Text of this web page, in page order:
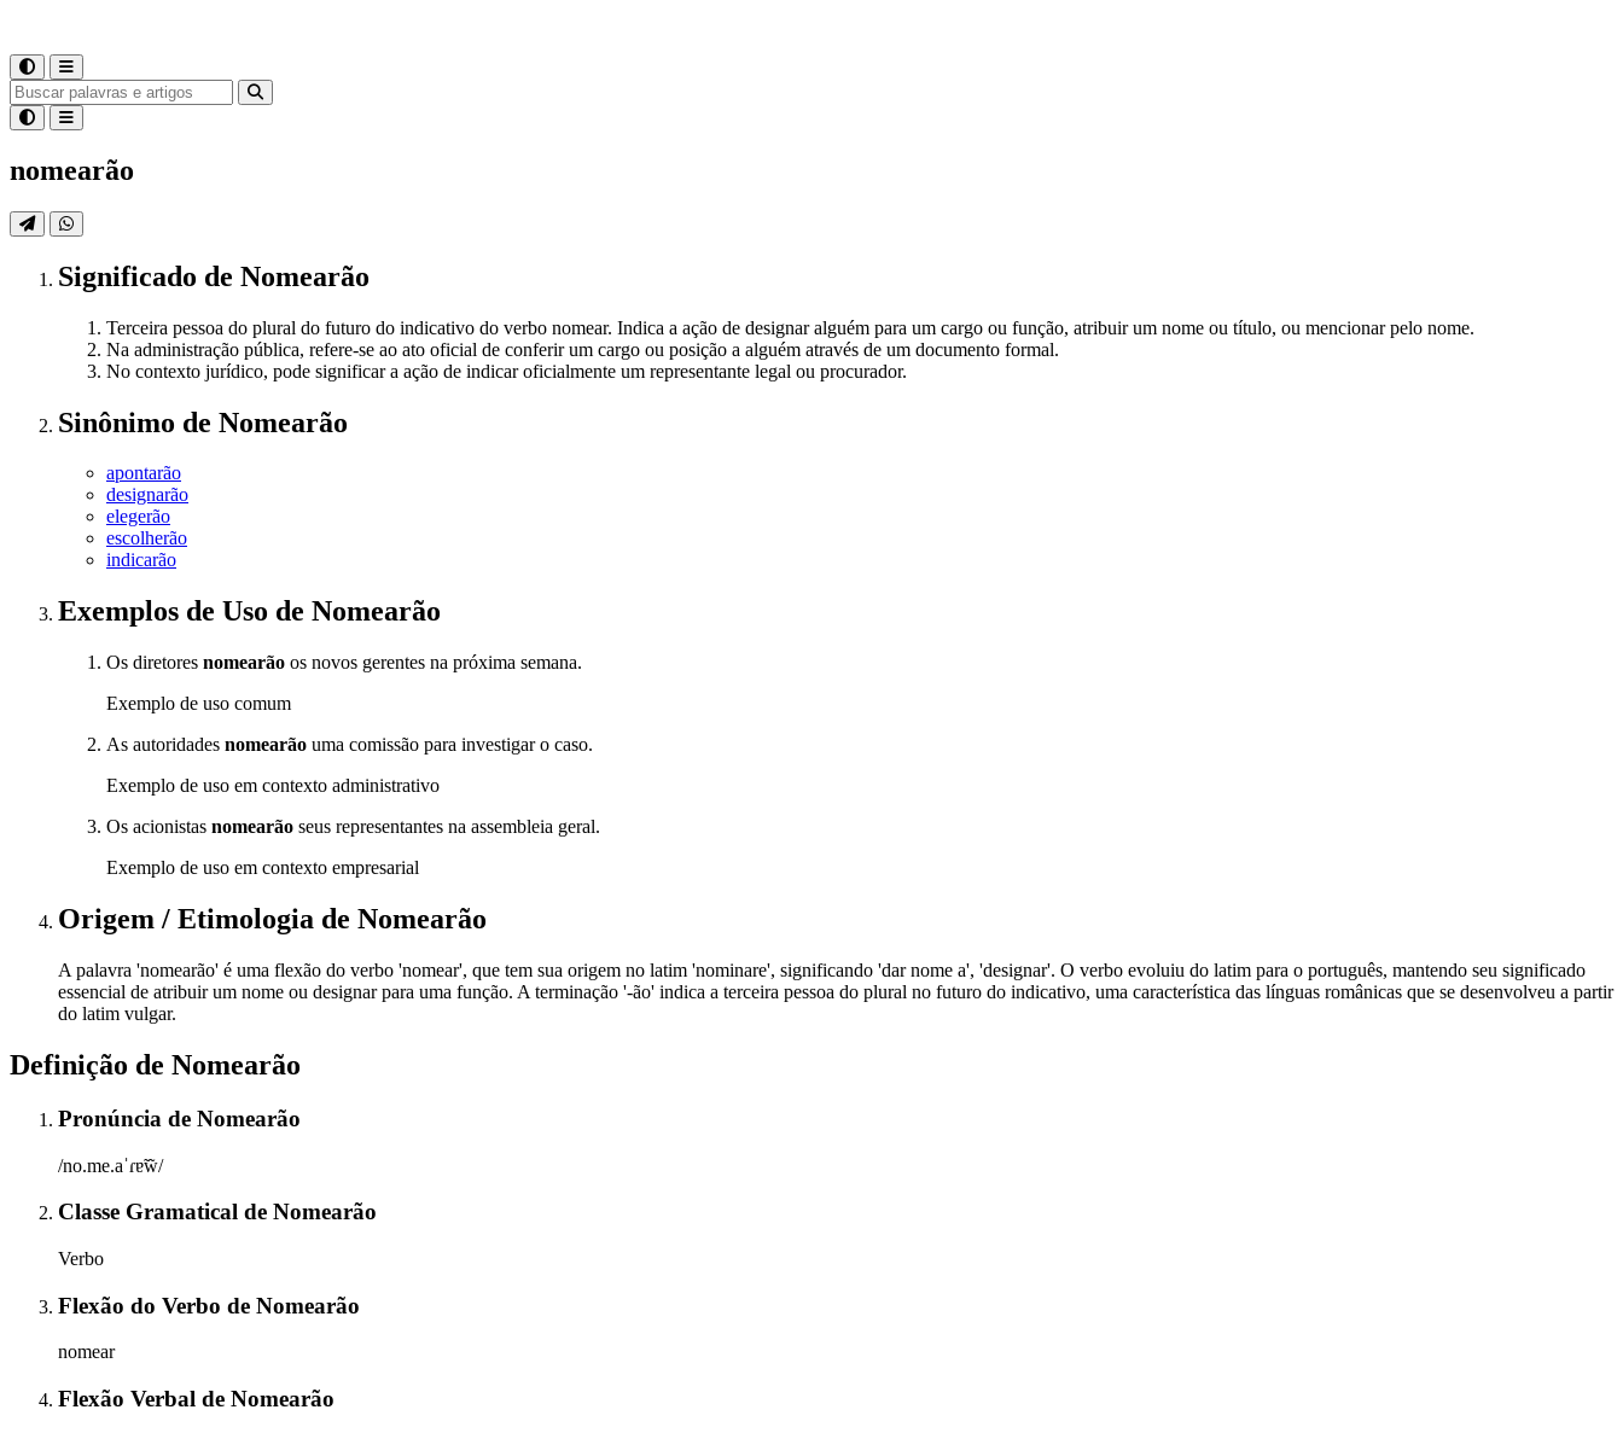
nomearão
Significado de Nomearão
Terceira pessoa do plural do futuro do indicativo do verbo nomear. Indica a ação de designar alguém para um cargo ou função, atribuir um nome ou título, ou mencionar pelo nome.
Na administração pública, refere-se ao ato oficial de conferir um cargo ou posição a alguém através de um documento formal.
No contexto jurídico, pode significar a ação de indicar oficialmente um representante legal ou procurador.
Sinônimo de Nomearão
apontarão
designarão
elegerão
escolherão
indicarão
Exemplos de Uso de Nomearão
Os diretores nomearão os novos gerentes na próxima semana.
Exemplo de uso comum
As autoridades nomearão uma comissão para investigar o caso.
Exemplo de uso em contexto administrativo
Os acionistas nomearão seus representantes na assembleia geral.
Exemplo de uso em contexto empresarial
Origem / Etimologia de Nomearão
A palavra 'nomearão' é uma flexão do verbo 'nomear', que tem sua origem no latim 'nominare', significando 'dar nome a', 'designar'. O verbo evoluiu do latim para o português, mantendo seu significado
essencial de atribuir um nome ou designar para uma função. A terminação '-ão' indica a terceira pessoa do plural no futuro do indicativo, uma característica das línguas românicas que se desenvolveu a partir
do latim vulgar.
Definição de Nomearão
Pronúncia de Nomearão
/no.me.aˈɾɐ̃w̃/
Classe Gramatical de Nomearão
Verbo
Flexão do Verbo de Nomearão
nomear
Flexão Verbal de Nomearão